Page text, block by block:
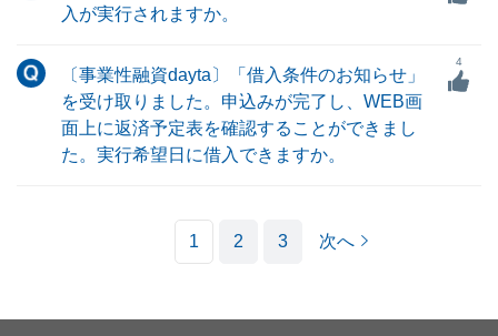
入が実行されますか。
〔事業性融資dayta〕「借入条件のお知らせ」
を受け取りました。申込みが完了し、WEB画
面上に返済予定表を確認することができまし
た。実行希望日に借入できますか。
4
1 2 3 次へ